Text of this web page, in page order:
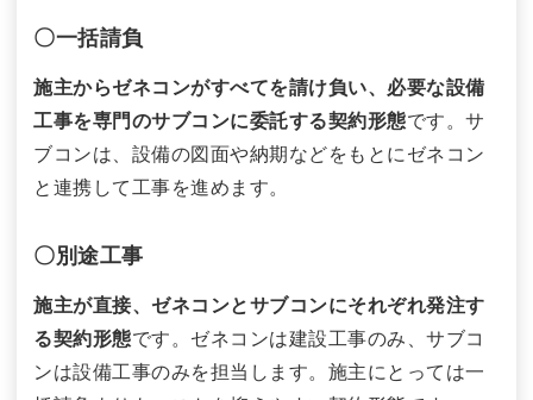
〇一括請負
施主からゼネコンがすべてを請け負い、必要な設備
工事を専門のサブコンに委託する契約形態です。サ
ブコンは、設備の図面や納期などをもとにゼネコン
と連携して工事を進めます。
〇別途工事
施主が直接、ゼネコンとサブコンにそれぞれ発注す
る契約形態です。ゼネコンは建設工事のみ、サブコ
ンは設備工事のみを担当します。施主にとっては一